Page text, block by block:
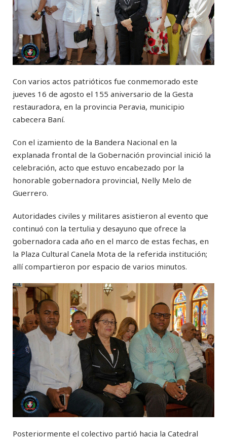
Con varios actos patrióticos fue conmemorado este
jueves 16 de agosto el 155 aniversario de la Gesta
restauradora, en la provincia Peravia, municipio
cabecera Baní.
Con el izamiento de la Bandera Nacional en la
explanada frontal de la Gobernación provincial inició la
celebración, acto que estuvo encabezado por la
honorable gobernadora provincial, Nelly Melo de
Guerrero.
Autoridades civiles y militares asistieron al evento que
continuó con la tertulia y desayuno que ofrece la
gobernadora cada año en el marco de estas fechas, en
la Plaza Cultural Canela Mota de la referida institución;
allí compartieron por espacio de varios minutos.
Posteriormente el colectivo partió hacia la Catedral